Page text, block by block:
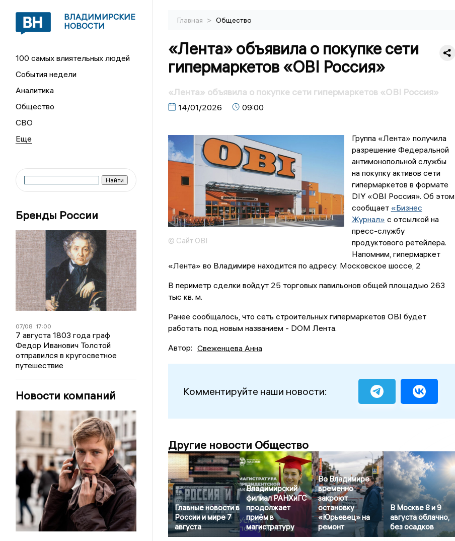
ВЛАДИМИРСКИЕ
НОВОСТИ
100 самых влиятельных людей
События недели
Аналитика
Общество
СВО
Бренды России
07/08 17:00
7 августа 1803 года граф
Федор Иванович Толстой
отправился в кругосветное
путешествие
Новости компаний
Главная > Общество
«Лента» объявила о покупке сети
гипермаркетов «OBI Россия»
«Лента» объявила о покупке сети гипермаркетов «OBI Россия»
14/01/2026 09:00
© Сайт OBI
Группа «Лента» получила
разрешение Федеральной
антимонопольной службы
на покупку активов сети
гипермаркетов в формате
DIY «OBI Россия». Об этом
сообщает «Бизнес
Журнал» с отсылкой на
пресс-службу
продуктового ретейлера.
Напомним, гипермаркет
«Лента» во Владимире находится по адресу: Московское шоссе, 2
В периметр сделки войдут 25 торговых павильонов общей площадью 263
тыс кв. м.
Ранее сообщалось, что сеть строительных гипермаркетов OBI будет
работать под новым названием - DOM Лента.
Автор: Свеженцева Анна
Комментируйте наши новости:
Другие новости Общество
Главные новости в
России и мире 7
августа
Владимирский
филиал РАНХиГС
продолжает
приём в
магистратуру
Во Владимире
временно
закроют
остановку
«Юрьевец» на
ремонт
В Москве 8 и 9
августа облачно,
без осадков